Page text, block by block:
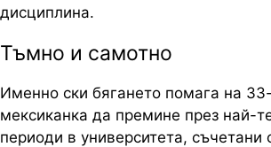
дисциплина.
Тъмно и самотно
Именно ски бягането помага на
мексиканка да премине през най-
периоди в университета, съчетани